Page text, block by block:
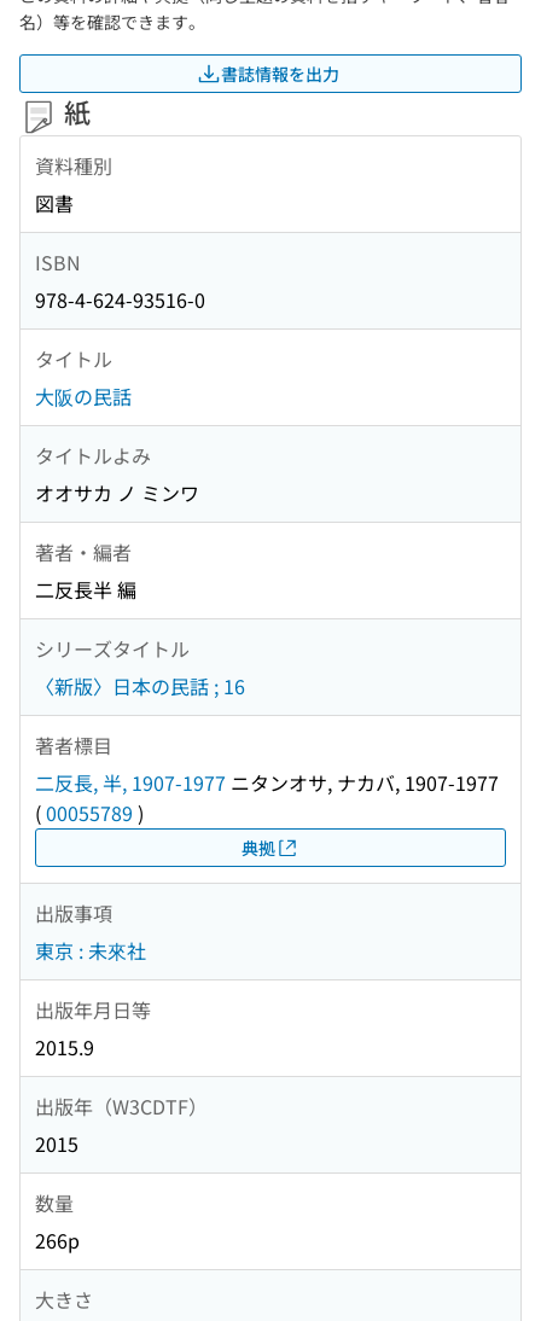
名）等を確認できます。
書誌情報を出力
紙
資料種別
図書
ISBN
978-4-624-93516-0
タイトル
大阪の民話
タイトルよみ
オオサカ ノ ミンワ
著者・編者
二反長半 編
シリーズタイトル
〈新版〉日本の民話 ; 16
著者標目
二反長, 半, 1907-1977 ニタンオサ, ナカバ, 1907-1977
(00055789 )
典拠
出版事項
東京 : 未來社
出版年月日等
2015.9
出版年（W3CDTF）
2015
数量
266p
大きさ